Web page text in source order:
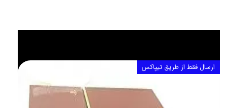
ارسال فقط از طریق تیپاکس